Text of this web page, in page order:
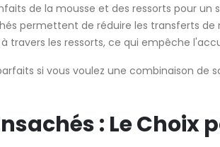
de la mousse et des ressorts pour un
permettent de réduire les transferts
travers les ressorts, ce qui empêche
si vous voulez une combinaison
: Le